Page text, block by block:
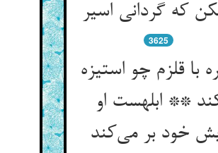
که گردانی اسیر
3625
با قلزم چو استیزه
** ابلهست او
خود بر می‌کند